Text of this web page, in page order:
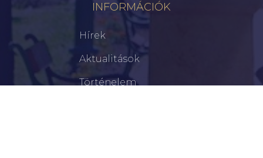
INFORMÁCIÓK
Hírek
Aktualitások
Történelem